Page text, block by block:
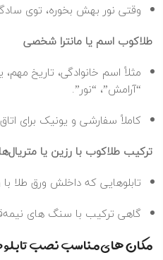
وقتی نور بهش بخوره، توی
طلاکوب اسم یا مانترا شخصی
مثلاً اسم خانوادگی، تاریخ
“آرامش”، “نور”.
کاملاً سفارشی و یونیک برای
ترکیب طلاکوب با رزین یا
تابلوهایی که داخلش ورق طلا
گاهی ترکیب با سنگ‌ های
مکان‌ های مناسب نصب تابلو